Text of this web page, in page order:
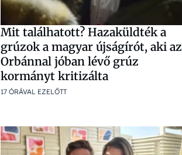
Mit találhatott? Hazaküldték a
grúzok a magyar újságírót, aki az
Orbánnal jóban lévő grúz
kormányt kritizálta
17 ÓRÁVAL EZELŐTT